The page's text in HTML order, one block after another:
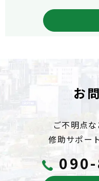
お
ご不明点な
修助サポー